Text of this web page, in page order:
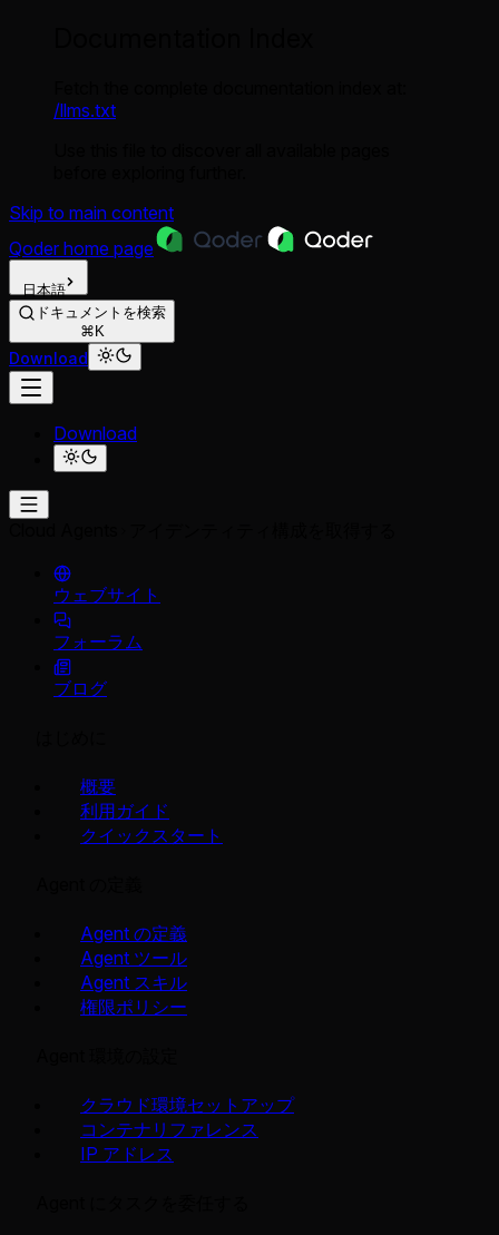
/llms.txt
Skip to main content
Qoder home page
日本語
ドキュメントを検索
⌘K
Download
Download
ウェブサイト
フォーラム
ブログ
概要
利用ガイド
クイックスタート
Agent の定義
Agent ツール
Agent スキル
権限ポリシー
クラウド環境セットアップ
コンテナリファレンス
IP アドレス